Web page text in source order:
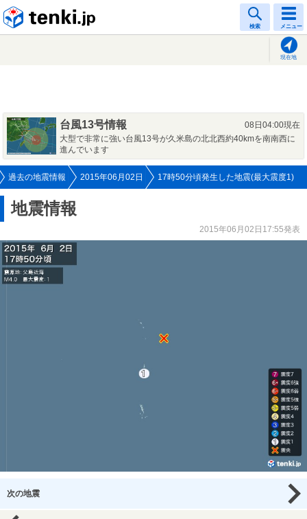
検索 メニュー
現在地
台風13号情報
08日04:00現在
大型で非常に強い台風13号が久米島の北北西約40kmを南南西に
進んでいます
過去の地震情報 2015年06月02日 17時50分頃発生した地震(最大震度1)
地震情報
2015年06月02日17:55発表
次の地震